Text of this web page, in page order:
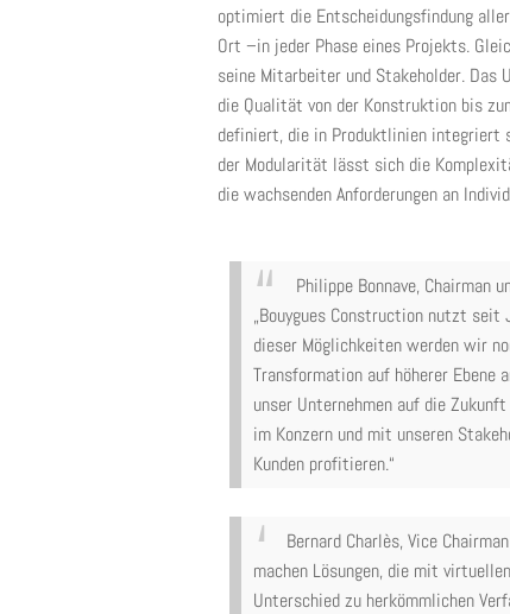
optimiert die Entscheidungsfindung
Ort –in jeder Phase eines Projekts.
seine Mitarbeiter und Stakeholder. Das
die Qualität von der Konstruktion bis
definiert, die in Produktlinien integriert
der Modularität lässt sich die
die wachsenden Anforderungen an
Philippe Bonnave, Chairman
„Bouygues Construction nutzt seit
dieser Möglichkeiten werden wir
Transformation auf höherer
unser Unternehmen auf die
im Konzern und mit unseren
Kunden profitieren.“
Bernard Charlès, Vice
machen Lösungen, die mit
Unterschied zu herkömmlichen